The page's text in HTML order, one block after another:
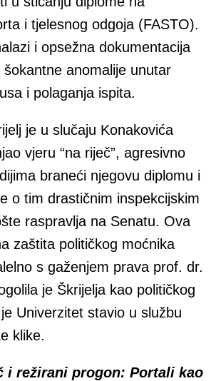
i tjelesnog odgoja (FASTO).
i opsežna dokumentacija
šokantne anomalije unutar
i polaganja ispita.
je u slučaju Konakovića
vjeru “na riječ”, agresivno
braneći njegovu diplomu i
o tim drastičnim inspekcijskim
raspravlja na Senatu. Ova
zaštita političkog moćnika
s gaženjem prava prof. dr.
je Škrijelja kao političkog
Univerzitet stavio u službu
klike.
i režirani progon: Portali kao